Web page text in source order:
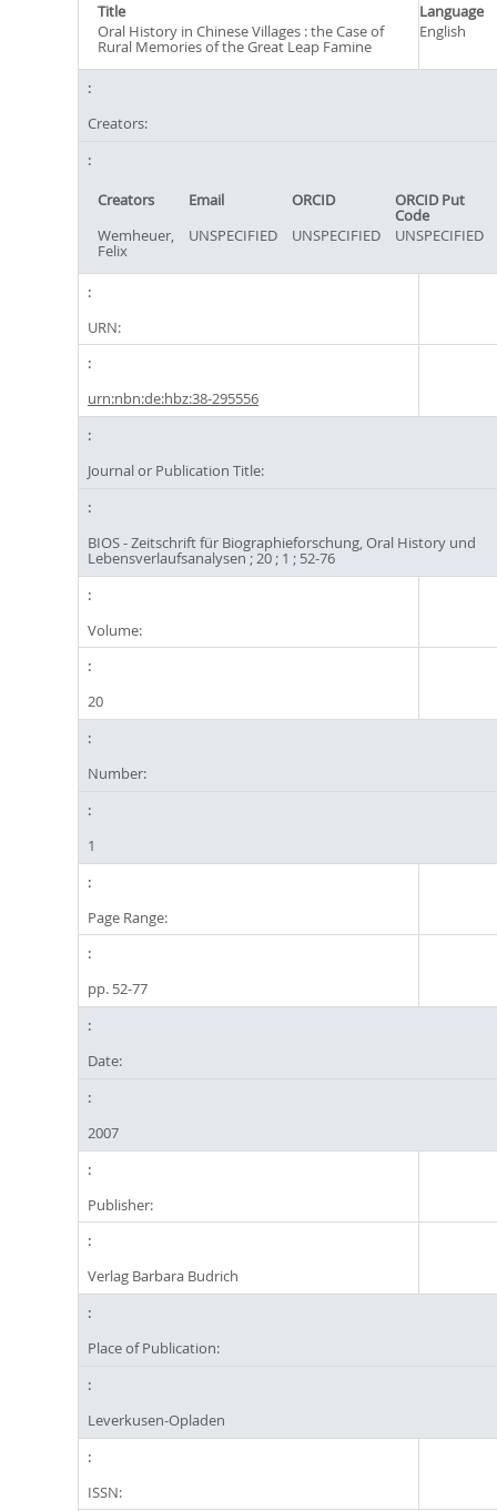
Title
Language
Oral History in Chinese Villages : the Case of
Rural Memories of the Great Leap Famine
English
Creators:
Creators Email ORCID ORCID Put
Code
Wemheuer,
Felix
UNSPECIFIED UNSPECIFIED UNSPECIFIED
URN:
urn:nbn:de:hbz:38-295556
Journal or Publication Title:
BIOS - Zeitschrift für Biographieforschung, Oral History und
Lebensverlaufsanalysen ; 20 ; 1 ; 52-76
Volume:
20
Number:
1
Page Range:
pp. 52-77
Date:
2007
Publisher:
Verlag Barbara Budrich
Place of Publication:
Leverkusen-Opladen
ISSN: